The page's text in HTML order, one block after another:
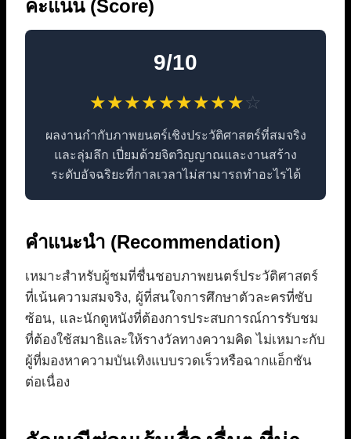
คะแนน (Score)
9/10
★★★★★★★★★☆
ผลงานกำกับภาพยนตร์เชิงประวัติศาสตร์ที่สมจริง
และลุ่มลึก เปี่ยมด้วยจิตวิญญาณและงานสร้าง
ระดับอัจฉริยะที่กาลเวลาไม่สามารถทำอะไรได้
คำแนะนำ (Recommendation)
เหมาะสำหรับผู้ชมที่ชื่นชอบภาพยนตร์ประวัติศาสตร์
ที่เน้นความสมจริง, ผู้ที่สนใจการศึกษาตัวละครที่ซับ
ซ้อน, และนักดูหนังที่ต้องการประสบการณ์การรับชม
ที่ต้องใช้สมาธิและให้รางวัลทางความคิด ไม่เหมาะกับ
ผู้ที่มองหาความบันเทิงแบบรวดเร็วหรือฉากแอ็กชัน
ต่อเนื่อง